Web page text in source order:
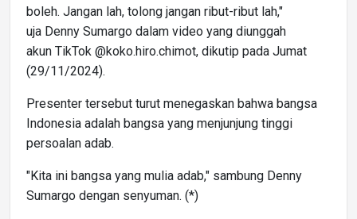
boleh. Jangan lah, tolong jangan ribut-ribut lah,"
uja Denny Sumargo dalam video yang diunggah
akun TikTok @koko.hiro.chimot, dikutip pada Jumat
(29/11/2024).
Presenter tersebut turut menegaskan bahwa bangsa
Indonesia adalah bangsa yang menjunjung tinggi
persoalan adab.
"Kita ini bangsa yang mulia adab," sambung Denny
Sumargo dengan senyuman. (*)